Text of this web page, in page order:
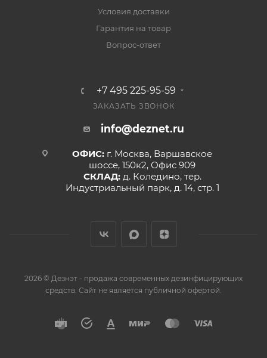
Условия доставки
Гарантия на товар
Вопрос-ответ
+7 495 225-95-59
ЗАКАЗАТЬ ЗВОНОК
info@deznet.ru
ОФИС: г. Москва, Варшавское
шоссе, 150к2, Офис 909
СКЛАД: д. Коледино, тер.
Индустриальный парк, д. 14, стр. 1
2026 © Дезнэт - продажа современных дезинфицирующих
средств. Сайт не является публичной офертой.